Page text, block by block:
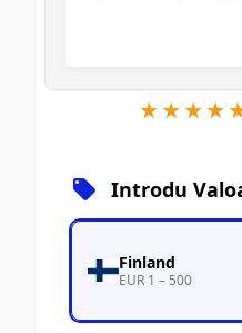
Introdu
Finland
EUR 1 – 500